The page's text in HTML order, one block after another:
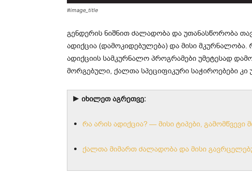
#image_title
გენდერის ნიშნით ძალადობა და უთანასწორობა
ადიქცია (დამოკიდებულება) და მისი მკურნალობა.
ადიქციის სამკურნალო პროგრამები უმეტესად
მორგებული, ქალთა სპეციფიკური საჭიროებები
► იხილეთ აგრეთვე:
რა არის ადიქცია? — მისი ტიპები, გამომწვევი
ქალთა მიმართ ძალადობა და მისი